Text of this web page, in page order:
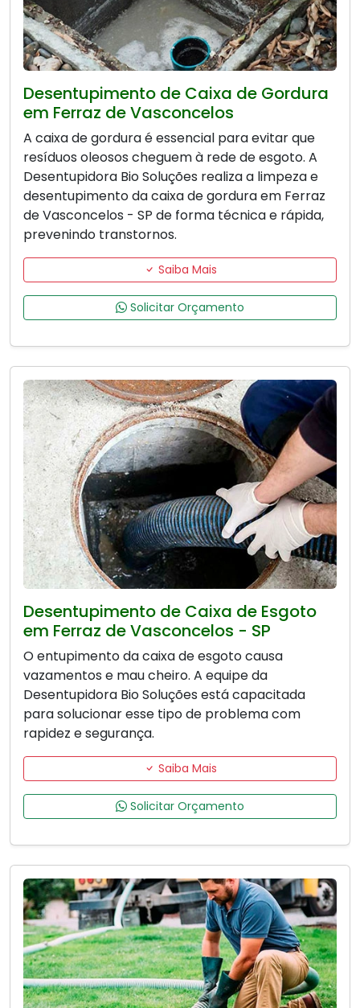
Desentupimento de Caixa de Gordura
em Ferraz de Vasconcelos
A caixa de gordura é essencial para evitar que
resíduos oleosos cheguem à rede de esgoto. A
Desentupidora Bio Soluções realiza a limpeza e
desentupimento da caixa de gordura em Ferraz
de Vasconcelos - SP de forma técnica e rápida,
prevenindo transtornos.
Saiba Mais
Solicitar Orçamento
Desentupimento de Caixa de Esgoto
em Ferraz de Vasconcelos - SP
O entupimento da caixa de esgoto causa
vazamentos e mau cheiro. A equipe da
Desentupidora Bio Soluções está capacitada
para solucionar esse tipo de problema com
rapidez e segurança.
Saiba Mais
Solicitar Orçamento